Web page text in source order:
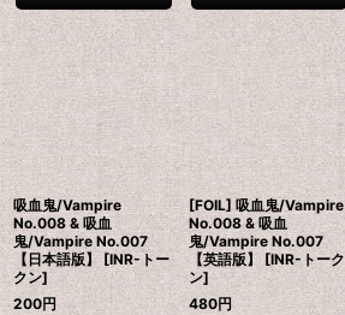
吸血鬼/Vampire
No.008 & 吸血
鬼/Vampire No.007
【日本語版】 [INR-トー
クン]
200円
[FOIL] 吸血鬼/Vampire
No.008 & 吸血
鬼/Vampire No.007
【英語版】 [INR-トーク
ン]
480円